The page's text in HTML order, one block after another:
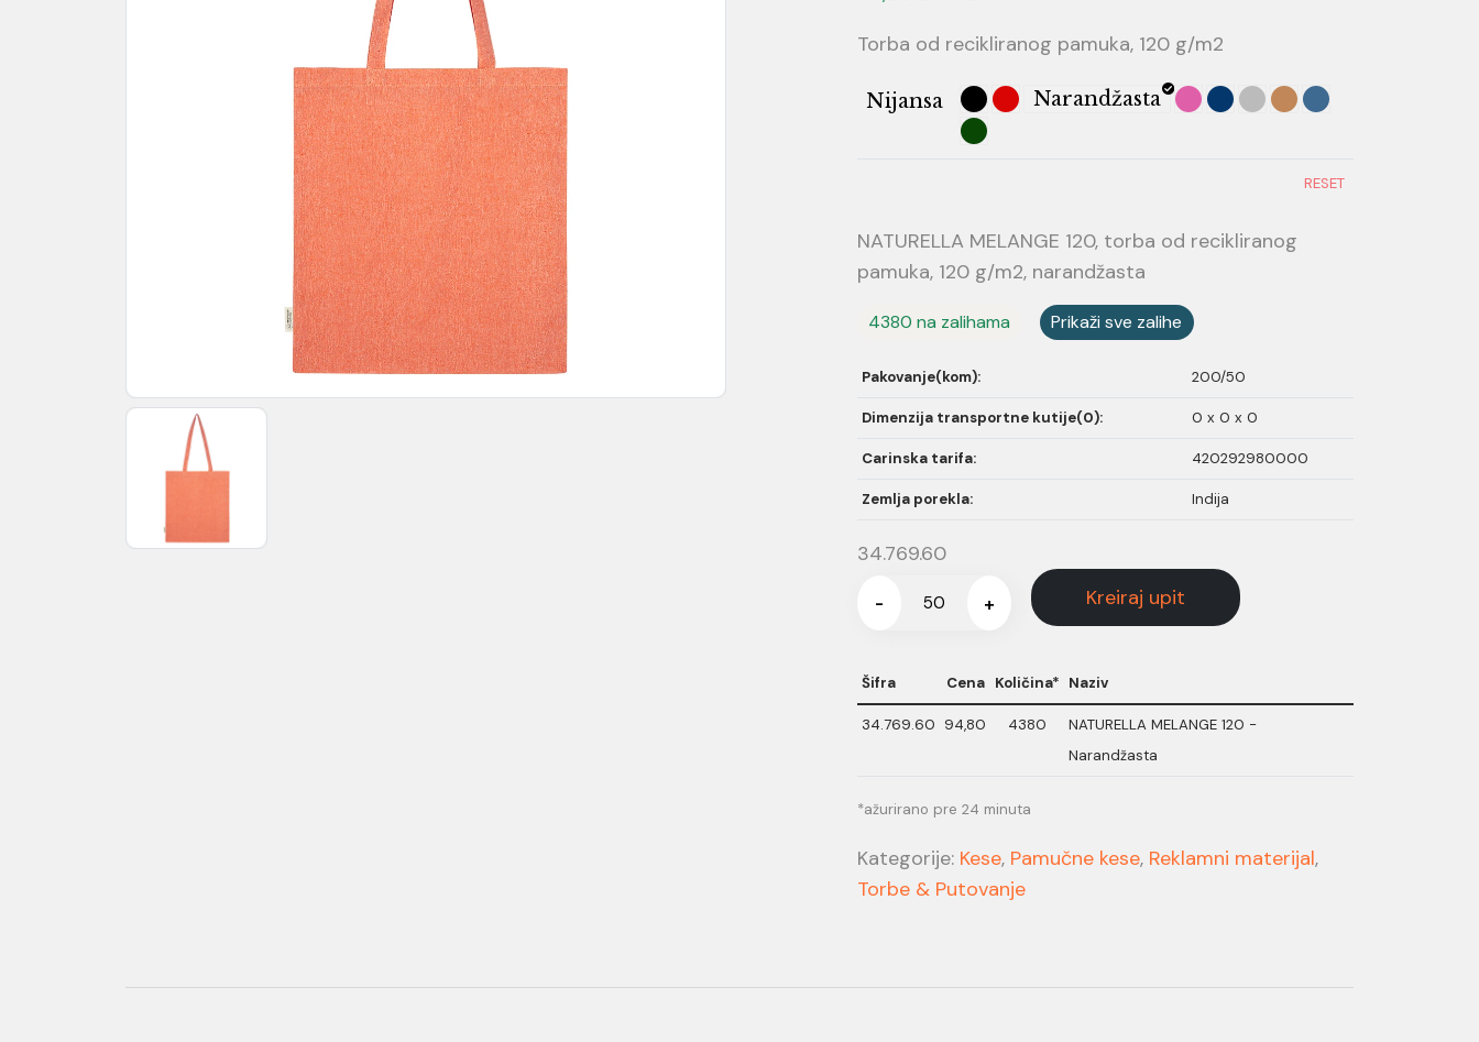
Torba od recikliranog pamuka, 120 g/m2
Nijansa Narandžasta
RESET
NATURELLA MELANGE 120, torba od recikliranog
pamuka, 120 g/m2, narandžasta
4380 na zalihama Prikaži sve zalihe
Pakovanje(kom): 200/50
Dimenzija transportne kutije(0): 0 x 0 x 0
Carinska tarifa: 420292980000
Zemlja porekla: Indija
34.769.60
- + Kreiraj upit
Šifra Cena Količina* Naziv
34.769.60 94,80 4380
NATURELLA MELANGE 120 -
Narandžasta
*ažurirano pre 24 minuta
Kategorije: Kese, Pamučne kese, Reklamni materijal,
Torbe & Putovanje